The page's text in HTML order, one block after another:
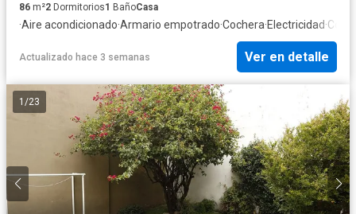
86 m²2 Dormitorios1 BañoCasa
·Aire acondicionado·Armario empotrado·Cochera·Electricidad·
Actualizado hace 3 semanas Ver en detalle
1 /23